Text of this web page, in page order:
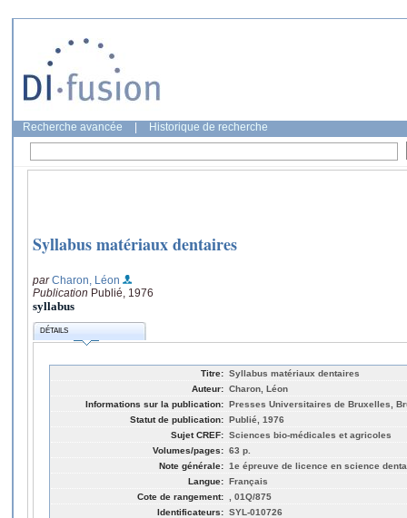
Recherche avancée Historique de recherche
Syllabus matériaux dentaires
parCharon, Léon
Publication Publié, 1976
syllabus
DÉTAILS
Titre: Syllabus matériaux dentaires
Auteur: Charon, Léon
Informations sur la publication: Presses Universitaires de Bruxelles,
Statut de publication: Publié, 1976
Sujet CREF: Sciences bio-médicales et agricoles
Volumes/pages: 63 p.
Note générale: 1e épreuve de licence en science
Langue: Français
Cote de rangement:
, 01Q/875
Identificateurs: SYL-010726